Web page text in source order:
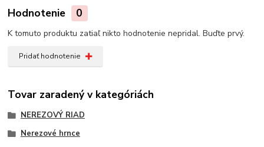
Hodnotenie 0
K tomuto produktu zatiaľ nikto hodnotenie nepridal. Buďte prvý.
Pridať hodnotenie
Tovar zaradený v kategóriách
NEREZOVÝ RIAD
Nerezové hrnce